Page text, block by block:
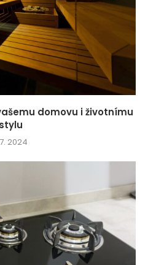
domovu i životnímu
stylu
2024